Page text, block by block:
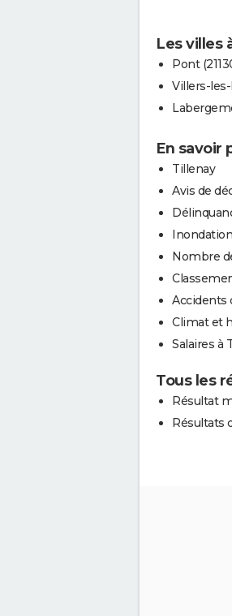
Les villes
Pont
Villers-les-
En savoir
Tillenay
Avis de
Nombre
Accidents
Climat et
Salaires à
Tous les
Résultat
Résultats